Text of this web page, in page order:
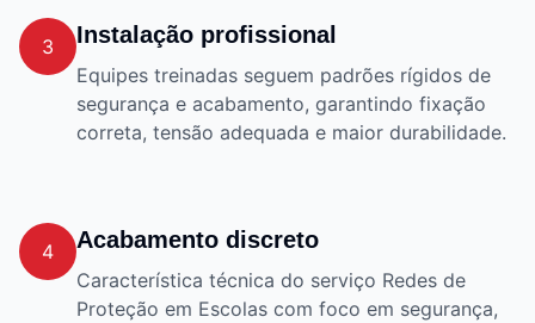
3 Instalação profissional
Equipes treinadas seguem padrões rígidos de
segurança e acabamento, garantindo fixação
correta, tensão adequada e maior durabilidade.
4 Acabamento discreto
Característica técnica do serviço Redes de
Proteção em Escolas com foco em segurança,